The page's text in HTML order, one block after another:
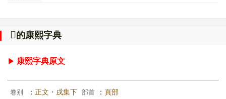
𩔅的康熙字典
康熙字典原文
卷别 ： 正文・戌集下 部首 ： 頁部